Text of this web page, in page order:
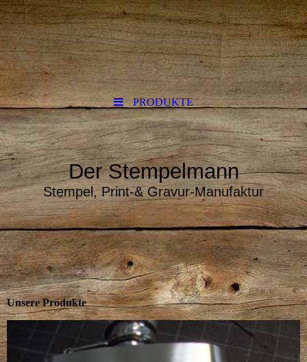
PRODUKTE
Der Stempelmann
Stempel, Print-& Gravur-Manufaktur
Unsere Produkte